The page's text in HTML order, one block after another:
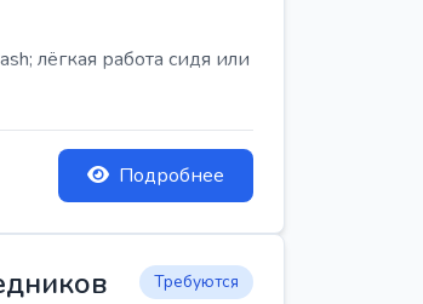
лёгкая работа сидя или
Подробнее
Требуются